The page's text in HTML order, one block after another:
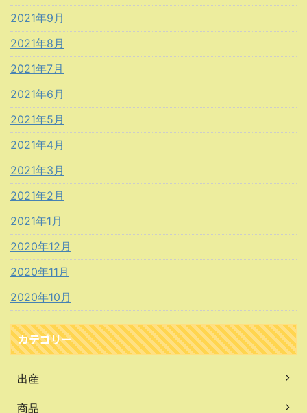
2021年9月
2021年8月
2021年7月
2021年6月
2021年5月
2021年4月
2021年3月
2021年2月
2021年1月
2020年12月
2020年11月
2020年10月
カテゴリー
出産
商品